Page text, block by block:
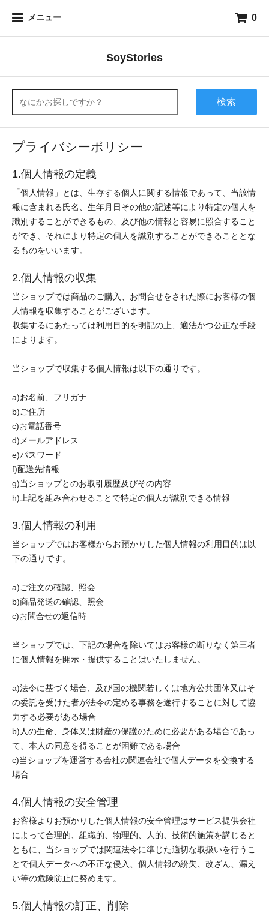
メニュー 0
SoyStories
検索
プライバシーポリシー
1.個人情報の定義
「個人情報」とは、生存する個人に関する情報であって、当該情
報に含まれる氏名、生年月日その他の記述等により特定の個人を
識別することができるもの、及び他の情報と容易に照合すること
ができ、それにより特定の個人を識別することができることとな
るものをいいます。
2.個人情報の収集
当ショップでは商品のご購入、お問合せをされた際にお客様の個
人情報を収集することがございます。
収集するにあたっては利用目的を明記の上、適法かつ公正な手段
によります。
当ショップで収集する個人情報は以下の通りです。
a)お名前、フリガナ
b)ご住所
c)お電話番号
d)メールアドレス
e)パスワード
f)配送先情報
g)当ショップとのお取引履歴及びその内容
h)上記を組み合わせることで特定の個人が識別できる情報
3.個人情報の利用
当ショップではお客様からお預かりした個人情報の利用目的は以
下の通りです。
a)ご注文の確認、照会
b)商品発送の確認、照会
c)お問合せの返信時
当ショップでは、下記の場合を除いてはお客様の断りなく第三者
に個人情報を開示・提供することはいたしません。
a)法令に基づく場合、及び国の機関若しくは地方公共団体又はそ
の委託を受けた者が法令の定める事務を遂行することに対して協
力する必要がある場合
b)人の生命、身体又は財産の保護のために必要がある場合であっ
て、本人の同意を得ることが困難である場合
c)当ショップを運営する会社の関連会社で個人データを交換する
場合
4.個人情報の安全管理
お客様よりお預かりした個人情報の安全管理はサービス提供会社
によって合理的、組織的、物理的、人的、技術的施策を講じると
ともに、当ショップでは関連法令に準じた適切な取扱いを行うこ
とで個人データへの不正な侵入、個人情報の紛失、改ざん、漏え
い等の危険防止に努めます。
5.個人情報の訂正、削除